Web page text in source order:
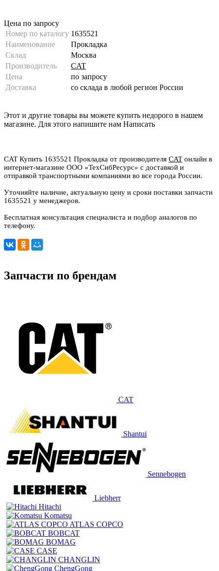
Цена по запросу
Номер по каталогу 1635521
Наименование
Прокладка
Склад
Москва
Производитель
CAT
Цена
по запросу
Доставка
со склада в любой регион России
Этот и другие товары вы можете купить недорого в нашем
магазине. Для этого напишите нам Написать
CAT Купить 1635521 Прокладка от производителя CAT онлайн в
интернет-магазине ООО «ТехСибРесурс» с доставкой и
отправкой транспортными компаниями во все города России.
Уточняйте наличие, актуальную цену и сроки поставки запчасти
1635521 у менеджеров.
Бесплатная консультация специалиста и подбор аналогов по
телефону.
Запчасти по брендам
CAT
Shantui
Sennebogen
Liebherr
Hitachi
Komatsu
ATLAS COPCO
BOBCAT
BOMAG
CASE
CHANGLIN
ChengGong